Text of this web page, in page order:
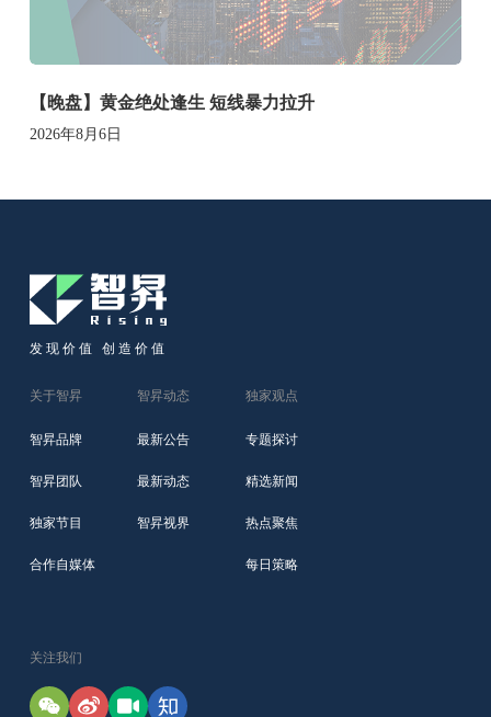
【晚盘】黄金绝处逢生 短线暴力拉升
2026年8月6日
发现价值 创造价值
关于智昇
智昇品牌
智昇团队
独家节目
合作自媒体
智昇动态
最新公告
最新动态
智昇视界
独家观点
专题探讨
精选新闻
热点聚焦
每日策略
关注我们